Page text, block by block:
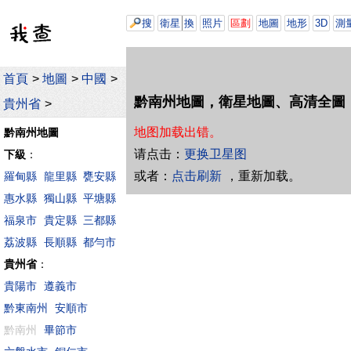
首頁 > 地圖 > 中國 >
貴州省 >
黔南州地圖
下級 ：
羅甸縣 龍里縣 甕安縣
惠水縣 獨山縣 平塘縣
福泉市 貴定縣 三都縣
荔波縣 長順縣 都勻市
貴州省：
貴陽市 遵義市
黔東南州
安順市
黔南州
畢節市
搜 衛星 換 照片 區劃 地圖 地形 3D 測
黔南州地圖，衛星地圖、高清全圖
地图加载出错。
请点击： 更换卫星图
或者： 点击刷新 ，重新加载。